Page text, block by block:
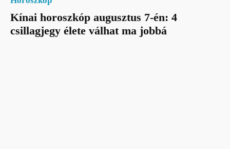
Kínai horoszkóp augusztus 7-én: 4
csillagjegy élete válhat ma jobbá